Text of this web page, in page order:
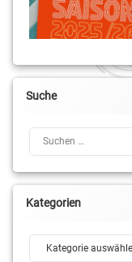
Suche
Kategorien
Kategorien